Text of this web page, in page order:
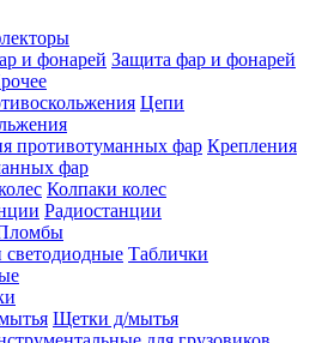
Защита фар и фонарей
Цепи
Крепления
фар
Колпаки колес
Радиостанции
Таблички
Щетки д/мытья